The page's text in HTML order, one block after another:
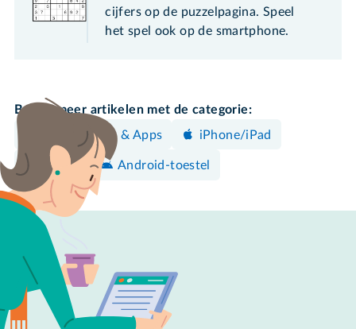
cijfers op de puzzelpagina. Speel
het spel ook op de smartphone.
Bekijk meer artikelen met de categorie:
Programma's & Apps
iPhone/iPad
Spelen Android-toestel